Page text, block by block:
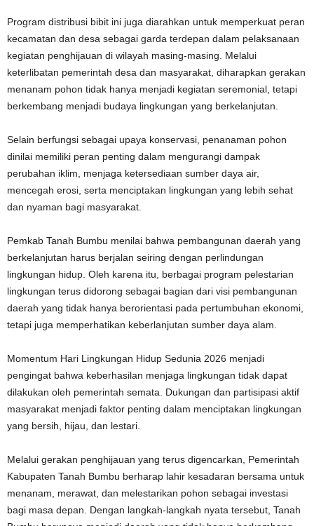
Program distribusi bibit ini juga diarahkan untuk memperkuat peran
kecamatan dan desa sebagai garda terdepan dalam pelaksanaan
kegiatan penghijauan di wilayah masing-masing. Melalui
keterlibatan pemerintah desa dan masyarakat, diharapkan gerakan
menanam pohon tidak hanya menjadi kegiatan seremonial, tetapi
berkembang menjadi budaya lingkungan yang berkelanjutan.
Selain berfungsi sebagai upaya konservasi, penanaman pohon
dinilai memiliki peran penting dalam mengurangi dampak
perubahan iklim, menjaga ketersediaan sumber daya air,
mencegah erosi, serta menciptakan lingkungan yang lebih sehat
dan nyaman bagi masyarakat.
Pemkab Tanah Bumbu menilai bahwa pembangunan daerah yang
berkelanjutan harus berjalan seiring dengan perlindungan
lingkungan hidup. Oleh karena itu, berbagai program pelestarian
lingkungan terus didorong sebagai bagian dari visi pembangunan
daerah yang tidak hanya berorientasi pada pertumbuhan ekonomi,
tetapi juga memperhatikan keberlanjutan sumber daya alam.
Momentum Hari Lingkungan Hidup Sedunia 2026 menjadi
pengingat bahwa keberhasilan menjaga lingkungan tidak dapat
dilakukan oleh pemerintah semata. Dukungan dan partisipasi aktif
masyarakat menjadi faktor penting dalam menciptakan lingkungan
yang bersih, hijau, dan lestari.
Melalui gerakan penghijauan yang terus digencarkan, Pemerintah
Kabupaten Tanah Bumbu berharap lahir kesadaran bersama untuk
menanam, merawat, dan melestarikan pohon sebagai investasi
bagi masa depan. Dengan langkah-langkah nyata tersebut, Tanah